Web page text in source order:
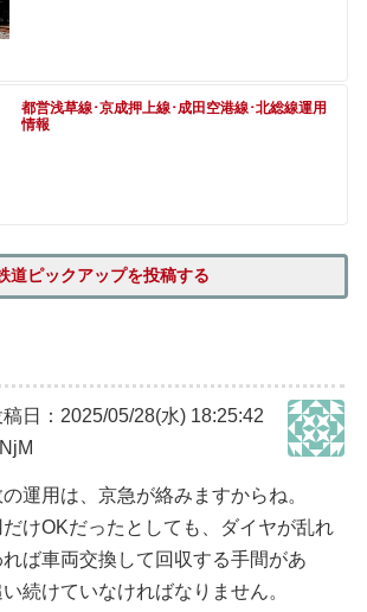
都営浅草線･京成押上線･成田空港線･北総線運用
情報
道ピックアップを投稿する
稿日：2025/05/28(水) 18:25:42
運用は、京急が絡みますからね。
けOKだったとしても、ダイヤが乱れ
ば車両交換して回収する手間があ
続けていなければなりません。